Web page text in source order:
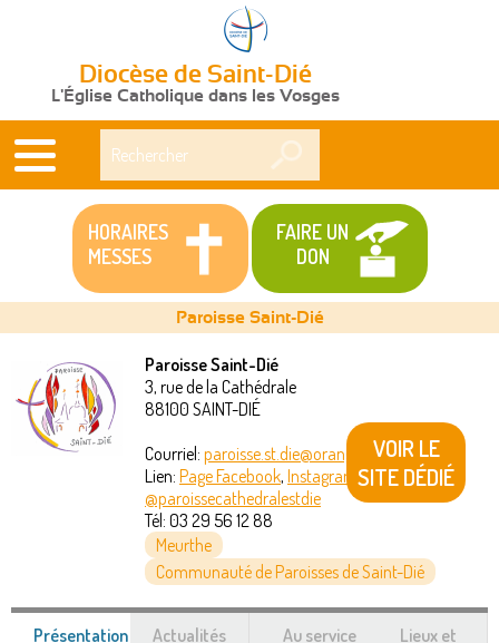
Diocèse de Saint-Dié
L'Église Catholique dans les Vosges
HORAIRES
MESSES
FAIRE UN
DON
Vous
êtes
Paroisse Saint-Dié
Paroisse Saint-Dié
3, rue de la Cathédrale
88100 SAINT-DIÉ
Courriel: paroisse.st.die@orange.fr
Lien: Page Facebook, Instagram
@paroissecathedralestdie
Tél: 03 29 56 12 88
Meurthe
Communauté de Paroisses de Saint-Dié
VOIR LE
SITE DÉDIÉ
Présentation (onglet
Actualités
Au service
Lieux et